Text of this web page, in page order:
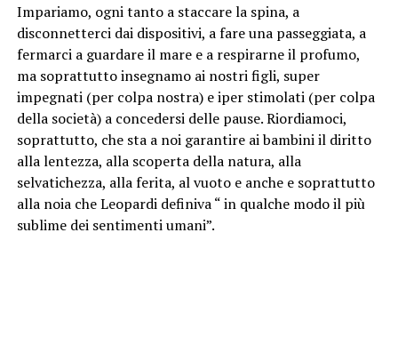
Impariamo, ogni tanto a staccare la spina, a
disconnetterci dai dispositivi, a fare una passeggiata, a
fermarci a guardare il mare e a respirarne il profumo,
ma soprattutto insegnamo ai nostri figli, super
impegnati (per colpa nostra) e iper stimolati (per colpa
della società) a concedersi delle pause. Riordiamoci,
soprattutto, che sta a noi garantire ai bambini il diritto
alla lentezza, alla scoperta della natura, alla
selvatichezza, alla ferita, al vuoto e anche e soprattutto
alla noia che Leopardi definiva “ in qualche modo il più
sublime dei sentimenti umani”.